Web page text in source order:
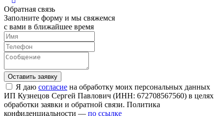
Обратная связь
Заполните форму и мы свяжемся
с вами в ближайшее время
Я даю согласие на обработку моих персональных данных
ИП Кузнецов Сергей Павлович (ИНН: 672708567560) в целях
обработки заявки и обратной связи. Политика
конфиденциальности — по ссылке